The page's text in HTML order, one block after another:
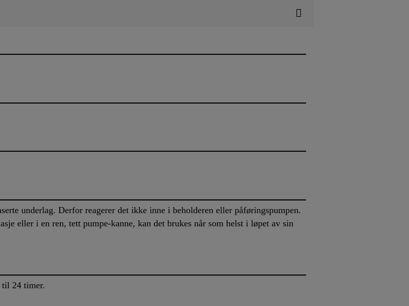
underlag. Derfor reagerer det ikke inne i beholderen eller påføringspumpen.
eller i en ren, tett pumpe-kanne, kan det brukes når som helst i løpet av sin
til 24 timer.